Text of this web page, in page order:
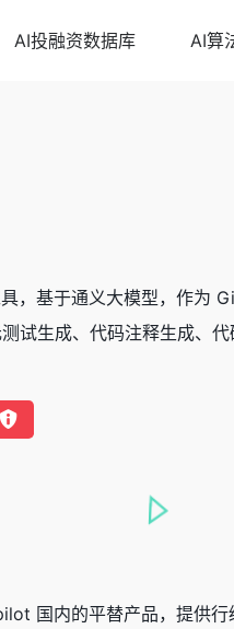
AI投融资数据库 AI算
，基于通义大模型，作为
试生成、代码注释生成、代
国内的平替产品，提供